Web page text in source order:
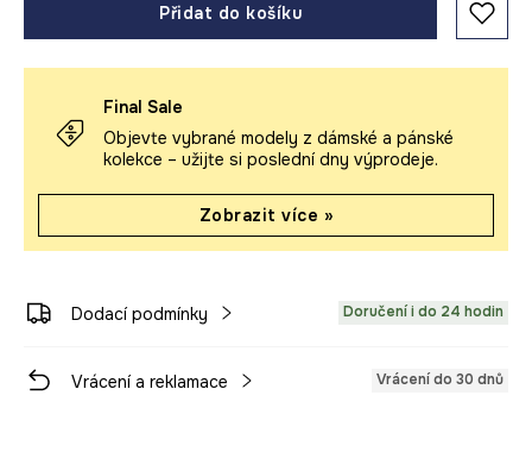
Přidat do košíku
Final Sale
Objevte vybrané modely z dámské a pánské
kolekce – užijte si poslední dny výprodeje.
Zobrazit více »
Dodací podmínky Doručení i do 24 hodin
Vrácení a reklamace Vrácení do 30 dnů